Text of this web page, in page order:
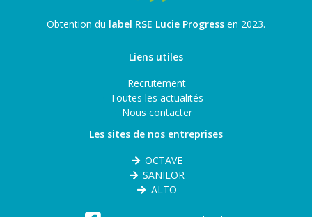
Obtention du label RSE Lucie Progress en 2023.
Liens utiles
Recrutement
Toutes les actualités
Nous contacter
Les sites de nos entreprises
OCTAVE
SANILOR
ALTO